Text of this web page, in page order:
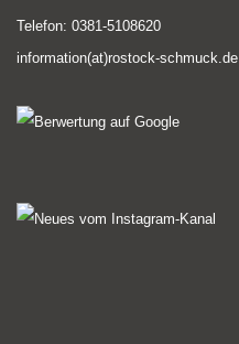
Telefon: 0381-5108620
information(at)rostock-schmuck.de